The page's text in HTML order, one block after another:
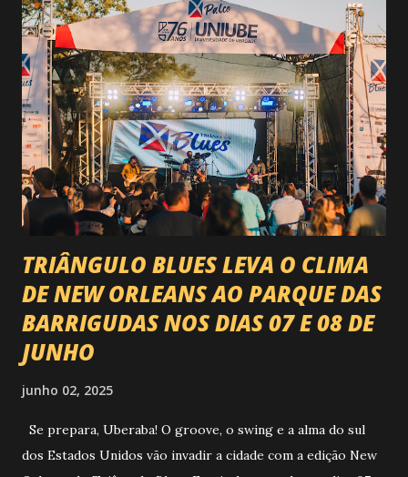
impacto é tão grande que o evento até mudou de nome:
agora é Expozebu Rodeo Shows . E não para por aí. Foto:
@circuitoranchoprimavera 🎤 LINE-UP NACIONAL QUE
VAI ESTREMECER O PARQUE Serão quatro noites , entre
24, 25, 30 de abril e 02 de maio , com oito atrações gigantes
da música brasileira , contemplando sertanejo, forró,
piseiro e sofrência nível hard: Gusttavo Lima Leonardo
Natanzinho Lima Jads & ...
TRIÂNGULO BLUES LEVA O CLIMA
DE NEW ORLEANS AO PARQUE DAS
BARRIGUDAS NOS DIAS 07 E 08 DE
JUNHO
junho 02, 2025
Se prepara, Uberaba! O groove, o swing e a alma do sul
dos Estados Unidos vão invadir a cidade com a edição New